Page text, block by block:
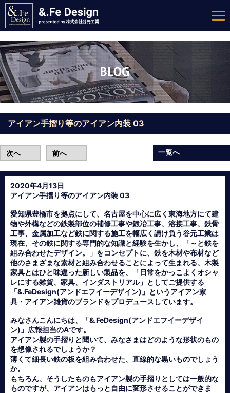
アイアン手摺り等のアイアン内装 03
次へ 前へ 一覧へ
2020年4月13日
アイアン手摺り等のアイアン内装 03
愛知県豊橋市を拠点にして、名古屋を中心に広く東海地方にて建
物や外構などの鉄製部位の補修工事や鍛冶工事、溶接工事、鉄骨
工事、金属加工など鉄に関する施工を幅広く請け負う谷元工業は
現在、その鉄に関する専門的な知識と経験を生かし、「～と鉄を
組み合わせたデザイン。」をコンセプトに、鉄を木材や布材など
他のさまざまな素材と組み合わせることによって生まれる、木製
家具とはひと味違った新しい製品を、「日常をかっこよくオシャ
レにする雑貨、家具、インダストリアル」としてご提供する
「&.FeDesign(アンドエフイーデザイン)」というアイアン家
具・アイアン雑貨のブランドをプロデュースしています。
みなさんこんにちは、「&.FeDesign(アンドエフイーデザイ
ン)」広報担当のAです。
アイアン製の手摺りと聞いて、みなさまはどのような形状のもの
を想像されるでしょうか？
薄くて細長い鉄の板を組み合わせた、直線的な黒いものでしょう
か。
もちろん、そうしたものもアイアン製の手摺りとしては一般的な
ものですが、アイアンはもっと自由に変形させることができま